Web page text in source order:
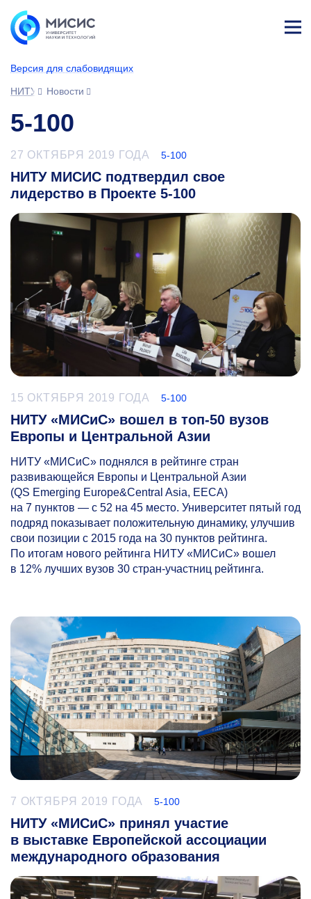
Версия для слабовидящих
НИТУ МИСИС
Новости
5-100
27 ОКТЯБРЯ 2019 ГОДА 5-100
НИТУ МИСИС подтвердил свое
лидерство в Проекте 5-100
15 ОКТЯБРЯ 2019 ГОДА 5-100
НИТУ «МИСиС» вошел в топ-50 вузов
Европы и Центральной Азии
НИТУ «МИСиС» поднялся в рейтинге стран
развивающейся Европы и Центральной Азии
(QS Emerging Europe&Central Asia, EECA)
на 7 пунктов — с 52 на 45 место. Университет пятый год
подряд показывает положительную динамику, улучшив
свои позиции с 2015 года на 30 пунктов рейтинга.
По итогам нового рейтинга НИТУ «МИСиС» вошел
в 12% лучших вузов 30 стран-участниц рейтинга.
7 ОКТЯБРЯ 2019 ГОДА 5-100
НИТУ «МИСиС» принял участие
в выставке Европейской ассоциации
международного образования